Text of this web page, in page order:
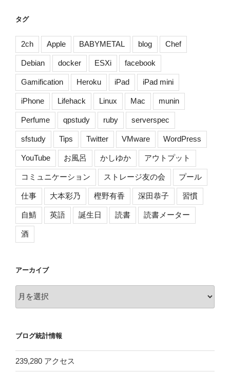
タグ
2ch Apple BABYMETAL blog Chef
Debian docker ESXi facebook
Gamification Heroku iPad iPad mini
iPhone Lifehack Linux Mac munin
Perfume qpstudy ruby serverspec
sfstudy Tips Twitter VMware WordPress
YouTube お風呂 かしゆか アウトプット
コミュニケーション ストレージ友の会 プール
仕事 大本彩乃 樫野有香 深田恭子 習慣
自鯖 英語 誕生日 読書 読書メーター
酒
アーカイブ
ー
ブ
ブログ統計情報
239,280 アクセス